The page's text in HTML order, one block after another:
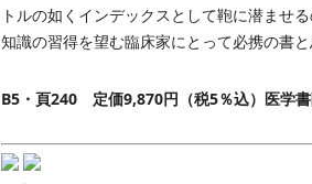
トルの如くインデックスとして鞄に潜ませ
知識の習得を望む臨床家にとって必携の書と
B5・頁240 定価9,870円（税5％込）医学